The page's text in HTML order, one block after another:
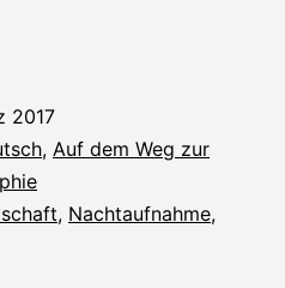
2017
, Auf dem Weg zur
, Nachtaufnahme,